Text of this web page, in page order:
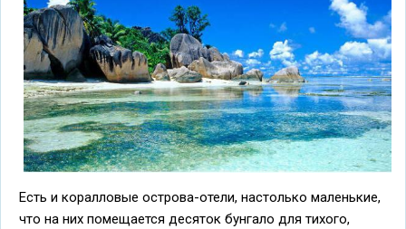
Есть и коралловые острова-отели, настолько маленькие,
что на них помещается десяток бунгало для тихого,